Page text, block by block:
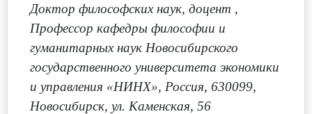
Доктор философских наук, доцент ,
Профессор кафедры философии и
гуманитарных наук Новосибирского
государственного университета экономики
и управления «НИНХ», Россия, 630099,
Новосибирск, ул. Каменская, 56